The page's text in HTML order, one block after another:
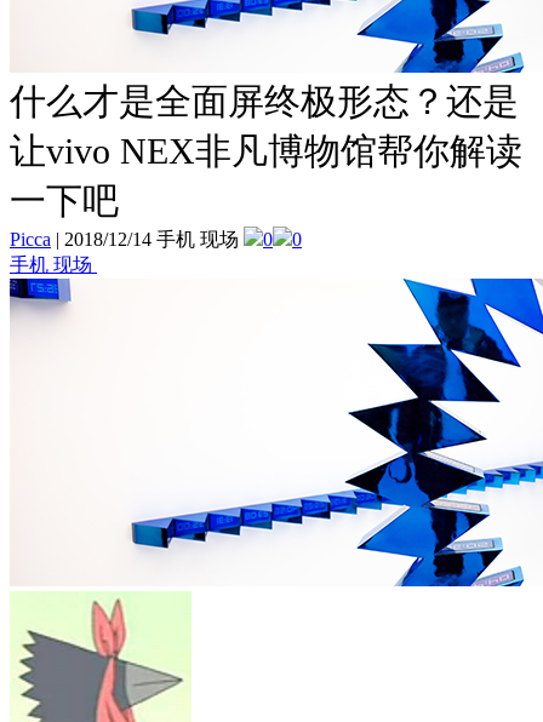
什么才是全面屏终极形态？还是
让vivo NEX非凡博物馆帮你解读
一下吧
Picca | 2018/12/14 手机 现场 0
0
手机 现场